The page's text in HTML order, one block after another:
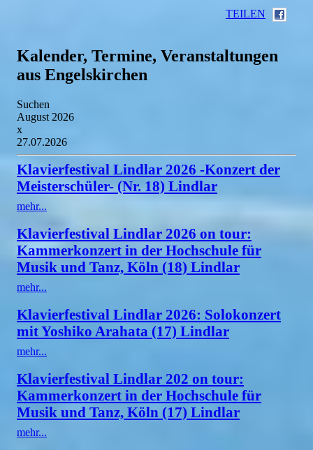
TEILEN
Kalender, Termine, Veranstaltungen
aus Engelskirchen
Suchen
August 2026
x
27.07.2026
Klavierfestival Lindlar 2026 -Konzert der
Meisterschüler- (Nr. 18) Lindlar
mehr...
Klavierfestival Lindlar 2026 on tour:
Kammerkonzert in der Hochschule für
Musik und Tanz, Köln (18) Lindlar
mehr...
Klavierfestival Lindlar 2026: Solokonzert
mit Yoshiko Arahata (17) Lindlar
mehr...
Klavierfestival Lindlar 202 on tour:
Kammerkonzert in der Hochschule für
Musik und Tanz, Köln (17) Lindlar
mehr...